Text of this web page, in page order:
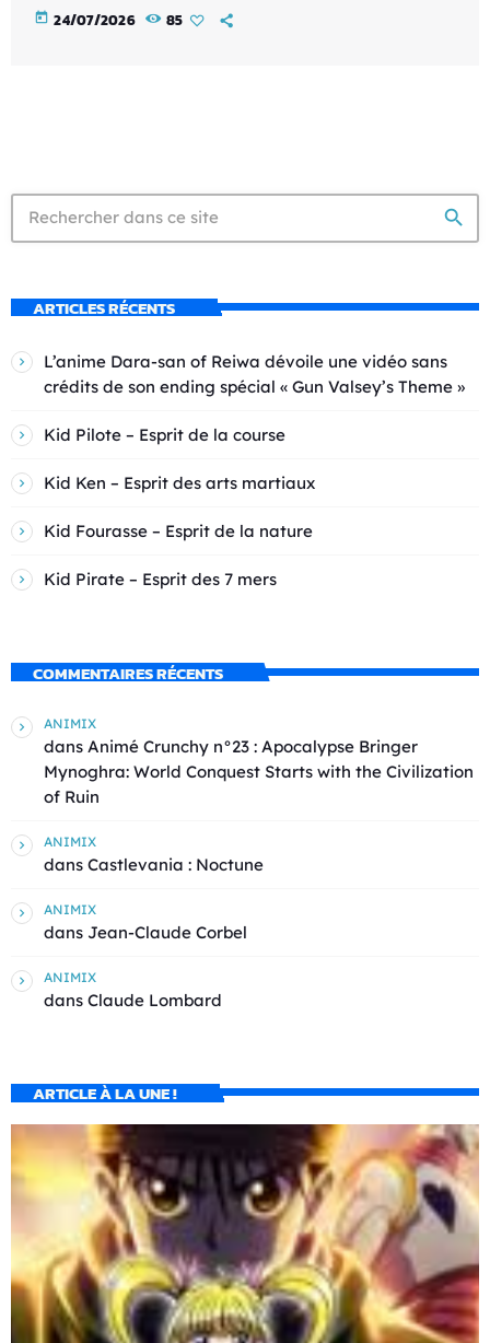
today 24/07/2026 85
search
ARTICLES RÉCENTS
L’anime Dara-san of Reiwa dévoile une vidéo sans
crédits de son ending spécial « Gun Valsey’s Theme »
Kid Pilote – Esprit de la course
Kid Ken – Esprit des arts martiaux
Kid Fourasse – Esprit de la nature
Kid Pirate – Esprit des 7 mers
COMMENTAIRES RÉCENTS
ANIMIX
dans Animé Crunchy n°23 : Apocalypse Bringer
Mynoghra: World Conquest Starts with the Civilization
of Ruin
ANIMIX
dans Castlevania : Noctune
ANIMIX
dans Jean-Claude Corbel
ANIMIX
dans Claude Lombard
ARTICLE À LA UNE !